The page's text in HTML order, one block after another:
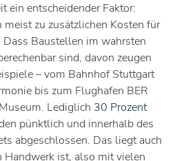
ein entscheidender Faktor:
meist zu zusätzlichen Kosten für
Baustellen im wahrsten
sind, davon zeugen
– vom Bahnhof Stuttgart
bis zum Flughafen BER
Lediglich 30 Prozent
pünktlich und innerhalb des
abgeschlossen. Das liegt auch
Handwerk ist, also mit vielen